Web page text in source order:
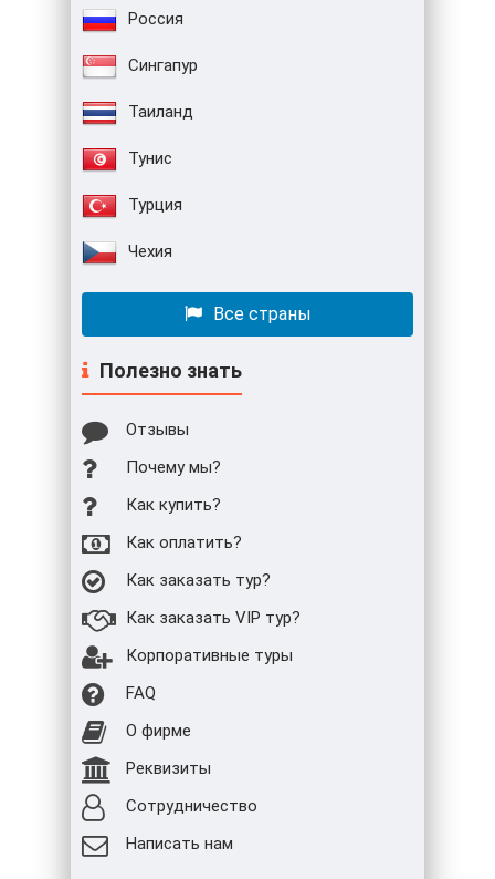
Россия
Сингапур
Таиланд
Тунис
Турция
Чехия
Все страны
Полезно знать
Отзывы
Почему мы?
Как купить?
Как оплатить?
Как заказать тур?
Как заказать VIP тур?
Корпоративные туры
FAQ
О фирме
Реквизиты
Сотрудничество
Написать нам